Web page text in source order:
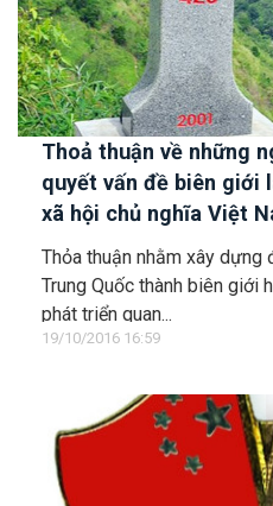
Thoả thuận về những
quyết vấn đề biên giới
xã hội chủ nghĩa Việt
dân Trung Hoa
Thỏa thuận nhằm xây
Trung Quốc thành biên giới
phát triển quan...
19/10/2016 16:59